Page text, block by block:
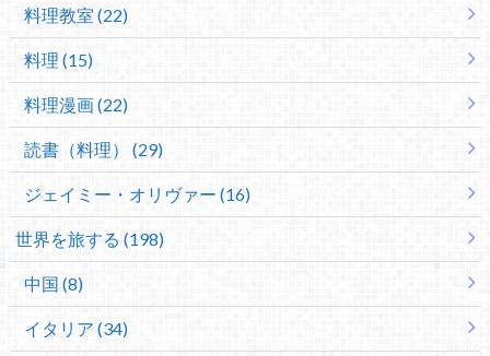
料理教室 (22)
料理 (15)
料理漫画 (22)
読書（料理） (29)
ジェイミー・オリヴァー (16)
世界を旅する (198)
中国 (8)
イタリア (34)